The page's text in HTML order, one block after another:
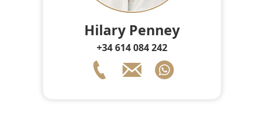
Hilary Penney
+34 614 084 242